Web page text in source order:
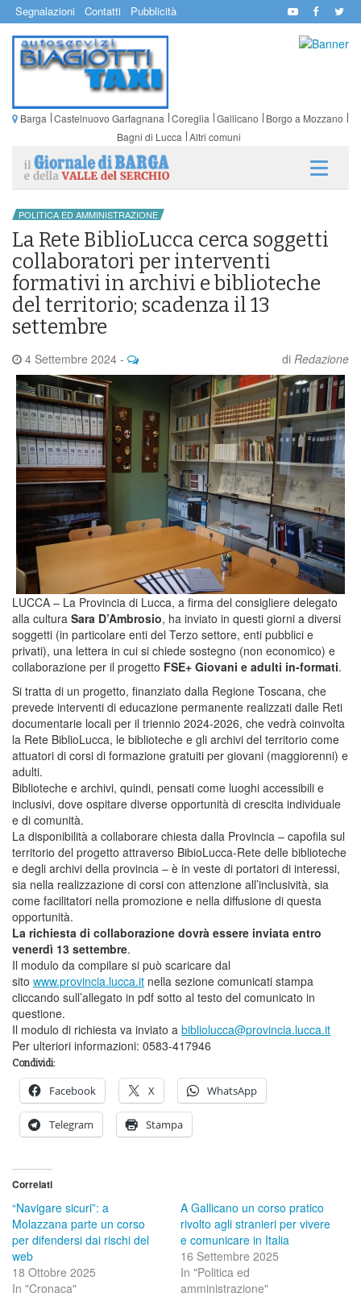
Segnalazioni Contatti Pubblicità
Barga Castelnuovo Garfagnana Coreglia Gallicano
Borgo a Mozzano
Bagni di Lucca Altri comuni
POLITICA ED AMMINISTRAZIONE
La Rete BiblioLucca cerca soggetti
collaboratori per interventi
formativi in archivi e biblioteche
del territorio; scadenza il 13
settembre
4 Settembre 2024 - di Redazione
LUCCA – La Provincia di Lucca, a firma del consigliere delegato
alla cultura Sara D’Ambrosio, ha inviato in questi giorni a diversi
soggetti (in particolare enti del Terzo settore, enti pubblici e
privati), una lettera in cui si chiede sostegno (non economico) e
collaborazione per il progetto FSE+ Giovani e adulti in-formati.
Si tratta di un progetto, finanziato dalla Regione Toscana, che
prevede interventi di educazione permanente realizzati dalle Reti
documentarie locali per il triennio 2024-2026, che vedrà coinvolta
la Rete BiblioLucca, le biblioteche e gli archivi del territorio come
attuatori di corsi di formazione gratuiti per giovani (maggiorenni) e
adulti.
Biblioteche e archivi, quindi, pensati come luoghi accessibili e
inclusivi, dove ospitare diverse opportunità di crescita individuale
e di comunità.
La disponibilità a collaborare chiesta dalla Provincia – capofila sul
territorio del progetto attraverso BibioLucca-Rete delle biblioteche
e degli archivi della provincia – è in veste di portatori di interessi,
sia nella realizzazione di corsi con attenzione all’inclusività, sia
come facilitatori nella promozione e nella diffusione di questa
opportunità.
La richiesta di collaborazione dovrà essere inviata entro
venerdì 13 settembre.
Il modulo da compilare si può scaricare dal
sito www.provincia.lucca.it nella sezione comunicati stampa
cliccando sull’allegato in pdf sotto al testo del comunicato in
questione.
Il modulo di richiesta va inviato a bibliolucca@provincia.lucca.it
Per ulteriori informazioni: 0583-417946
Condividi:
Facebook X WhatsApp
Telegram Stampa
Correlati
“Navigare sicuri”: a
Molazzana parte un corso
per difendersi dai rischi del
web
18 Ottobre 2025
In "Cronaca"
A Gallicano un corso pratico
rivolto agli stranieri per vivere
e comunicare in Italia
16 Settembre 2025
In "Politica ed
amministrazione"